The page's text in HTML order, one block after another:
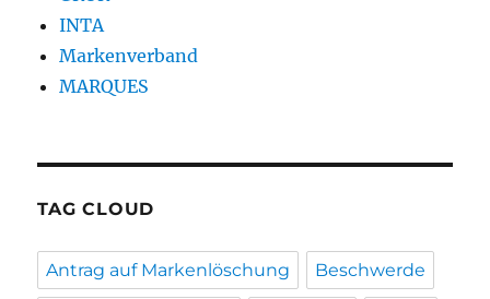
INTA
Markenverband
MARQUES
TAG CLOUD
Antrag auf Markenlöschung Beschwerde